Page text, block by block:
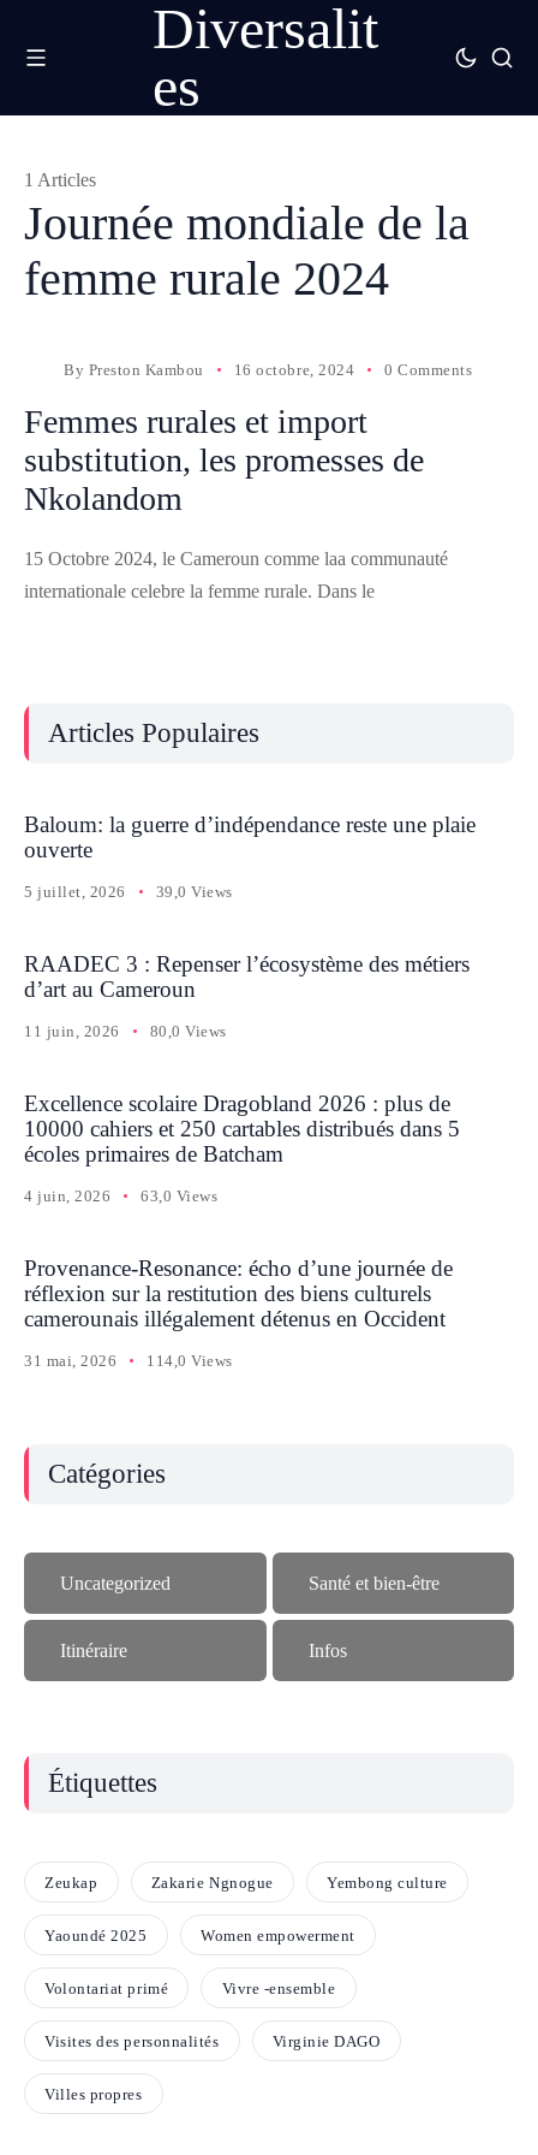
Diversalit
es
Journée mondiale de la
femme rurale 2024
1 Articles
By Preston Kambou 16 octobre, 2024 0 Comments
Femmes rurales et import
substitution, les promesses de
Nkolandom
15 Octobre 2024, le Cameroun comme laa communauté
internationale celebre la femme rurale. Dans le
Articles Populaires
Baloum: la guerre d’indépendance reste une plaie
ouverte
5 juillet, 2026 39,0 Views
RAADEC 3 : Repenser l’écosystème des métiers
d’art au Cameroun
11 juin, 2026 80,0 Views
Excellence scolaire Dragobland 2026 : plus de
10000 cahiers et 250 cartables distribués dans 5
écoles primaires de Batcham
4 juin, 2026 63,0 Views
Provenance-Resonance: écho d’une journée de
réflexion sur la restitution des biens culturels
camerounais illégalement détenus en Occident
31 mai, 2026 114,0 Views
Catégories
Uncategorized Santé et bien-être
Itinéraire Infos
Étiquettes
Zeukap Zakarie Ngnogue Yembong culture
Yaoundé 2025 Women empowerment
Volontariat primé Vivre -ensemble
Visites des personnalités Virginie DAGO
Villes propres